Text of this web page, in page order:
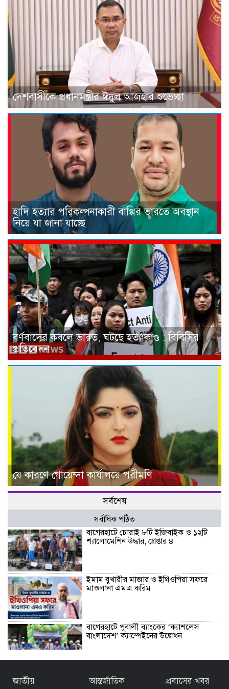
দেশবাসীকে প্রধানমন্ত্রীর ঈদুল আজহার শুভেচ্ছা
হাদি হত্যার পরিকল্পনাকারী বাপ্পির ভারতে অবস্থান
নিয়ে যা জানা যাচ্ছে
বর্ণবাদের কবলে ভারত, ঘটছে হত্যাকাণ্ড : বিবিসির
প্রতিবেদন
যে কারণে গোয়েন্দা কার্যালয়ে পরীমণি
সর্বশেষ
সর্বাধিক পঠিত
বাগেরহাটে চোরাই ৮টি ইজিবাইক ও ১২টি
শ্যালোমেশিন উদ্ধার, গ্রেপ্তার ৪
ইমাম বুখারীর মাজার ও ইথিওপিয়া সফরে
মাওলানা এমএ করিম
বাগেরহাটে পূবালী ব্যাংকের ‘ক্যাশলেস
বাংলাদেশ’ ক্যাম্পেইনের উদ্বোধন
বাজেটকে সময়োপযোগী ও জনকল্যাণমুখী
আখ্যা দিলেন মাওলানা এম.এ. করিম ইবনে
জাতীয়
আন্তর্জাতিক
প্রবাসের খবর